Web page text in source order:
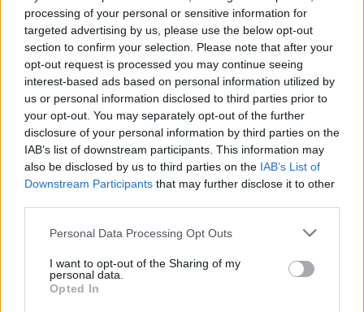
processing of your personal or sensitive information for
targeted advertising by us, please use the below opt-out
section to confirm your selection. Please note that after your
opt-out request is processed you may continue seeing
interest-based ads based on personal information utilized by
us or personal information disclosed to third parties prior to
your opt-out. You may separately opt-out of the further
disclosure of your personal information by third parties on the
IAB’s list of downstream participants. This information may
also be disclosed by us to third parties on the IAB’s List of
Downstream Participants that may further disclose it to other
Personal Data Processing Opt Outs
I want to opt-out of the Sharing of my
personal data.
Opted In
ARTÍCULO ANTERIOR
SAHIKA DEJA EN
SHOCK A TODO EL
MUNDO 'PECADO
ORIGINAL' CON ESTA
REVELACIÓN
ARTÍCULO SIGUIENTE
ALDU EXPERIENCE
LLEVA A CABO UN
TOUR DE AURORA
BOREAL EN SEMANA
SANTA